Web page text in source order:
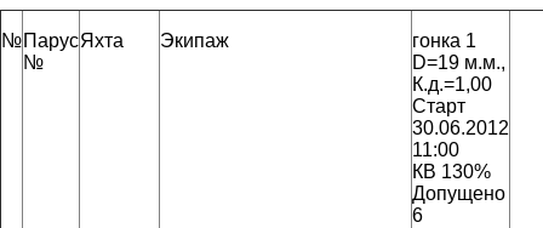
№Парус
№
Яхта Экипаж
гонка 1
D=19 м.м.,
К.д.=1,00
Старт
30.06.2012
11:00
КВ 130%
Допущено
6